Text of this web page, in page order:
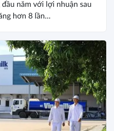
năm với lợi nhuận sau
hơn 8 lần...